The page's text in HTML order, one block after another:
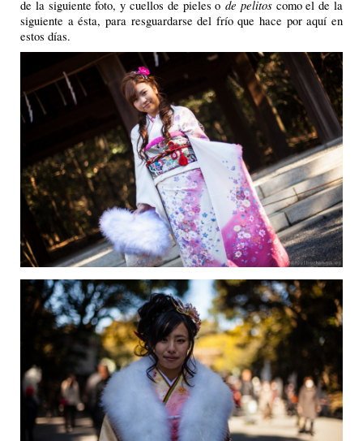
de la siguiente foto, y cuellos de pieles ode pelitoscomo el de la
siguiente a ésta, para resguardarse del frío que hace por aquí en
estos días.